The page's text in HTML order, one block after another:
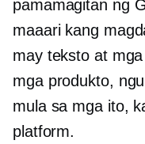
pamamagitan ng
maaari kang
may teksto at
mga produkto,
mula sa mga ito,
platform.